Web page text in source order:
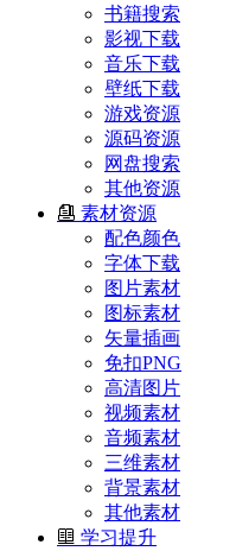
书籍搜索
影视下载
音乐下载
壁纸下载
游戏资源
源码资源
网盘搜索
其他资源
素材资源
配色颜色
字体下载
图片素材
图标素材
矢量插画
免扣PNG
高清图片
视频素材
音频素材
三维素材
背景素材
其他素材
学习提升